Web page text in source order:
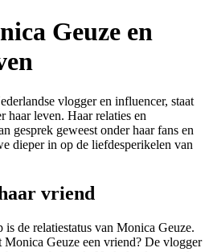
Geuze en
vlogger en influencer, staat
haar leven. Haar relaties en
gesprek geweest onder haar fans en
dieper in op de liefdesperikelen van
vriend
de relatiestatus van Monica Geuze.
Monica Geuze een vriend? De vlogger